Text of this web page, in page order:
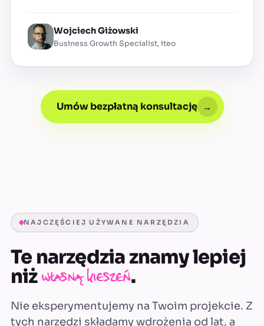
Wojciech Giżowski
Business Growth Specialist, iteo
Umów bezpłatną konsultację →
NAJCZĘŚCIEJ UŻYWANE NARZĘDZIA
Te narzędzia znamy lepiej
niżwłasną kieszeń.
Nie eksperymentujemy na Twoim projekcie. Z
tych narzędzi składamy wdrożenia od lat, a